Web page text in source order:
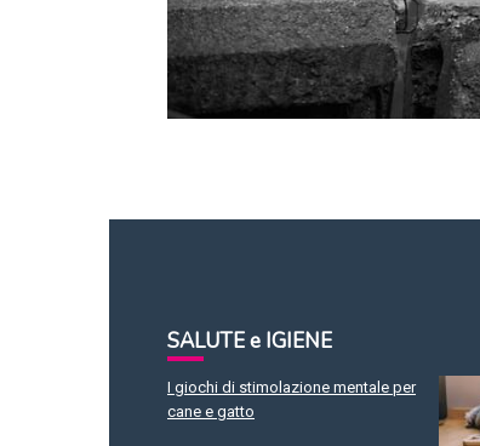
SALUTE e IGIENE
I giochi di stimolazione mentale per
cane e gatto